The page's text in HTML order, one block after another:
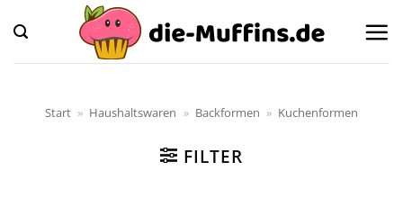
Inhalt
springen
Start » Haushaltswaren » Backformen » Kuchenformen
FILTER